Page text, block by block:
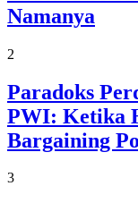
Namanya
2
Paradoks
PWI: Ketika
Bargaining
3